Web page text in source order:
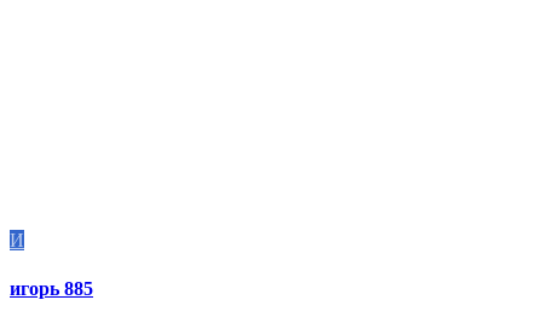
И
игорь 885